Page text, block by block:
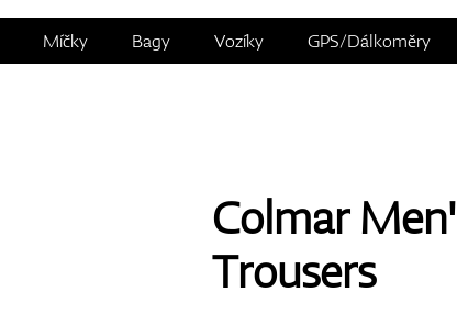
Míčky Bagy Vozíky GPS/Dálkoměry
Colmar
Trousers